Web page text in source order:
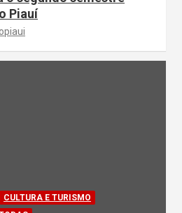
Piauí
CULTURA E TURISMO